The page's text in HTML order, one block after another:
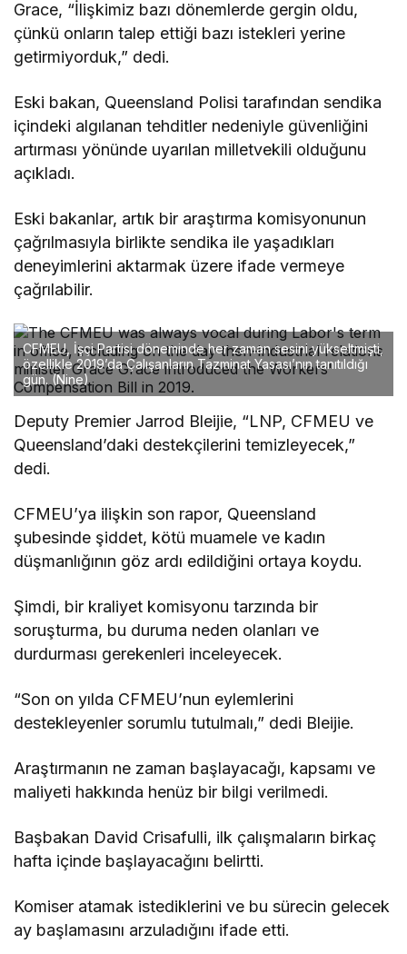
Grace, “İlişkimiz bazı dönemlerde gergin oldu,
çünkü onların talep ettiği bazı istekleri yerine
getirmiyorduk,” dedi.
Eski bakan, Queensland Polisi tarafından sendika
içindeki algılanan tehditler nedeniyle güvenliğini
artırması yönünde uyarılan milletvekili olduğunu
açıkladı.
Eski bakanlar, artık bir araştırma komisyonunun
çağrılmasıyla birlikte sendika ile yaşadıkları
deneyimlerini aktarmak üzere ifade vermeye
çağrılabilir.
CFMEU, İşçi Partisi döneminde her zaman sesini yükseltmişti,
özellikle 2019’da Çalışanların Tazminat Yasası’nın tanıtıldığı
gün. (Nine)
Deputy Premier Jarrod Bleijie, “LNP, CFMEU ve
Queensland’daki destekçilerini temizleyecek,”
dedi.
CFMEU’ya ilişkin son rapor, Queensland
şubesinde şiddet, kötü muamele ve kadın
düşmanlığının göz ardı edildiğini ortaya koydu.
Şimdi, bir kraliyet komisyonu tarzında bir
soruşturma, bu duruma neden olanları ve
durdurması gerekenleri inceleyecek.
“Son on yılda CFMEU’nun eylemlerini
destekleyenler sorumlu tutulmalı,” dedi Bleijie.
Araştırmanın ne zaman başlayacağı, kapsamı ve
maliyeti hakkında henüz bir bilgi verilmedi.
Başbakan David Crisafulli, ilk çalışmaların birkaç
hafta içinde başlayacağını belirtti.
Komiser atamak istediklerini ve bu sürecin gelecek
ay başlamasını arzuladığını ifade etti.